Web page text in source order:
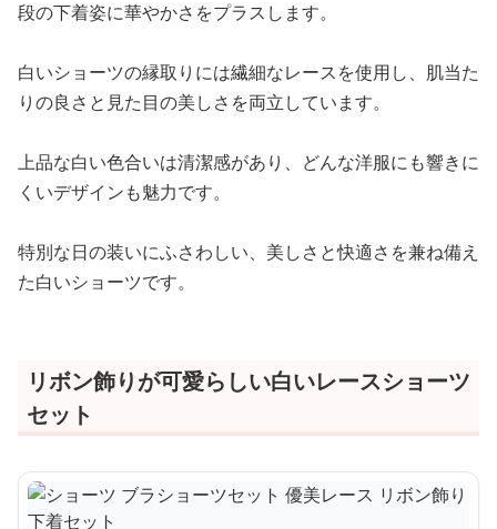
段の下着姿に華やかさをプラスします。
白いショーツの縁取りには繊細なレースを使用し、肌当た
りの良さと見た目の美しさを両立しています。
上品な白い色合いは清潔感があり、どんな洋服にも響きに
くいデザインも魅力です。
特別な日の装いにふさわしい、美しさと快適さを兼ね備え
た白いショーツです。
リボン飾りが可愛らしい白いレースショーツ
セット